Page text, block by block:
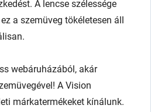
A lencse szélessége
a szemüveg tökéletesen áll
webáruházából, akár
A Vision
márkatermékeket kínálunk.